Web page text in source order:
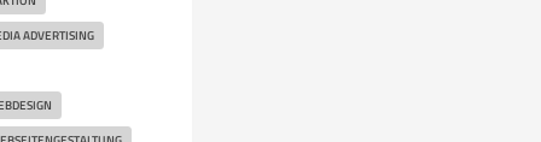
ADVERTISING